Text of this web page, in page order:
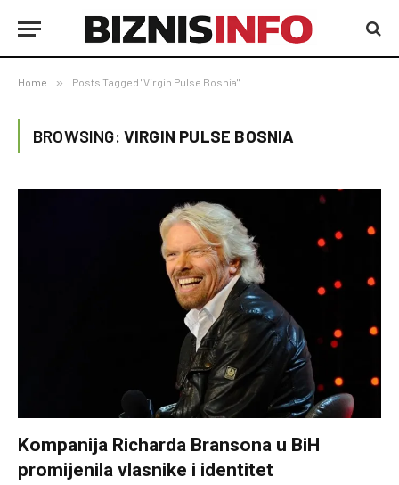
Home » Posts Tagged "Virgin Pulse Bosnia"
BROWSING: VIRGIN PULSE BOSNIA
Kompanija Richarda Bransona u BiH
promijenila vlasnike i identitet